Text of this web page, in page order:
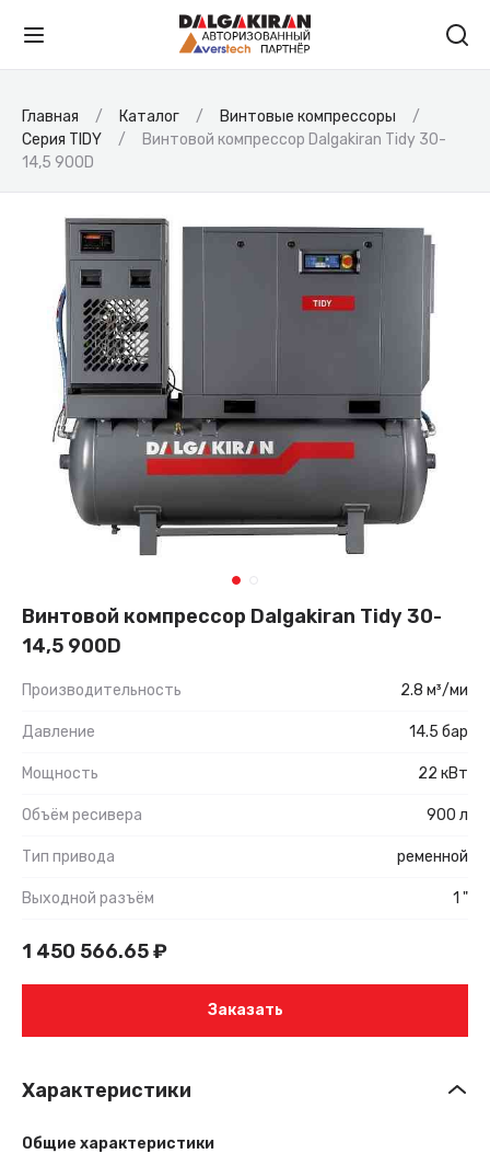
Главная Каталог
Винтовые компрессоры
Серия TIDY
Винтовой компрессор Dalgakiran Tidy 30-
14,5 900D
Винтовой компрессор Dalgakiran Tidy 30-
14,5 900D
Производительность 2.8 м³/ми
Давление 14.5 бар
Мощность 22 кВт
Объём ресивера 900 л
Тип привода ременной
Выходной разъём 1 "
1 450 566.65₽
Заказать
Характеристики
Общие характеристики